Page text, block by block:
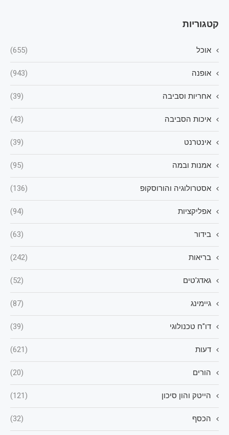
קטגוריות
אוכל (655)
אופנה (943)
אחריות וסביבה (39)
איכות הסביבה (43)
אינטרנט (39)
אמנות ובמה (95)
אסטרולוגיה והורוסקופ (136)
אפליקציות (94)
בידור (63)
בריאות (242)
גאדג'טים (52)
גיימינג (87)
דו"ח טכנולוגי (39)
דעות (621)
הורים (20)
הייטק והון סיכון (121)
הכסף (32)